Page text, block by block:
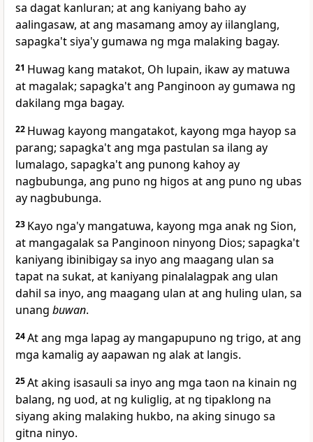
sa dagat kanluran; at ang kaniyang baho ay
aalingasaw, at ang masamang amoy ay iilanglang,
sapagka't siya'y gumawa ng mga malaking bagay.
21 Huwag kang matakot, Oh lupain, ikaw ay matuwa
at magalak; sapagka't ang Panginoon ay gumawa ng
dakilang mga bagay.
22 Huwag kayong mangatakot, kayong mga hayop sa
parang; sapagka'tang mga pastulan sa ilang ay
lumalago, sapagka't ang punong kahoy ay
nagbubunga, ang puno ng higos at ang puno ng ubas
ay nagbubunga.
23 Kayo nga'y mangatuwa, kayong mga anak ng Sion,
at mangagalak sa Panginoon ninyong Dios; sapagka't
kaniyang ibinibigay sa inyo ang maagang ulan sa
tapat na sukat, at kaniyang pinalalagpak ang ulan
dahil sa inyo, ang maagang ulan at ang huling ulan, sa
unang buwan.
24At ang mga lapag ay mangapupuno ng trigo, atang
mga kamalig ay aapawan ng alak at langis.
25At aking isasauli sa inyo ang mga taon na kinain ng
balang, ng uod, at ng kuliglig, at ng tipaklong na
siyang aking malaking hukbo, na aking sinugo sa
gitna ninyo.